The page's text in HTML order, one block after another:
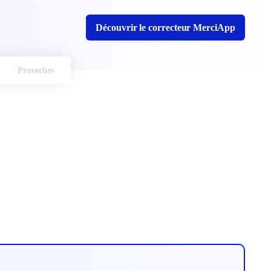
Découvrir le correcteur MerciApp
Proverbes